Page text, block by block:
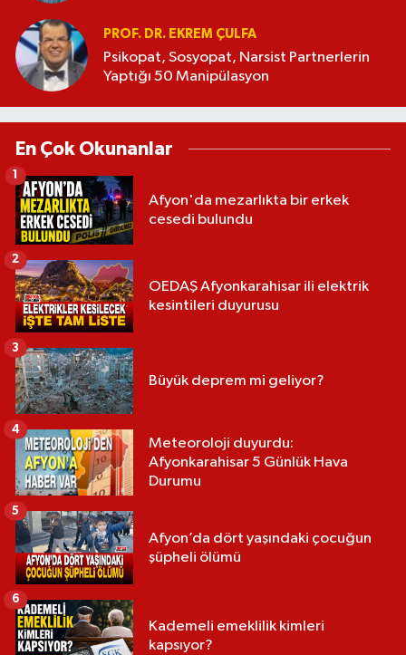
PROF. DR. EKREM ÇULFA
Psikopat, Sosyopat, Narsist Partnerlerin
Yaptığı 50 Manipülasyon
En Çok Okunanlar
Afyon'da mezarlıkta bir erkek
cesedi bulundu
1
OEDAŞ Afyonkarahisar ili elektrik
kesintileri duyurusu
2
Büyük deprem mi geliyor?
3
Meteoroloji duyurdu:
Afyonkarahisar 5 Günlük Hava
Durumu
4
Afyon’da dört yaşındaki çocuğun
şüpheli ölümü
5
Kademeli emeklilik kimleri
kapsıyor?
6